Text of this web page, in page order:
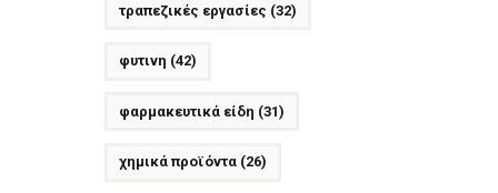
τραπεζικές εργασίες (32)
φυτινη (42)
φαρμακευτικά είδη (31)
χημικά προϊόντα(26)